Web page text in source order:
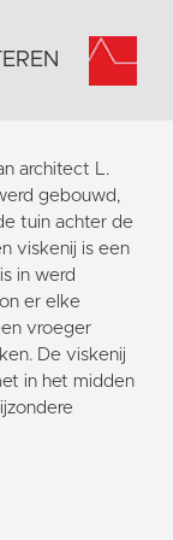
architect L.
gebouwd,
tuin achter de
viskenij is een
in werd
er elke
vroeger
De viskenij
in het midden